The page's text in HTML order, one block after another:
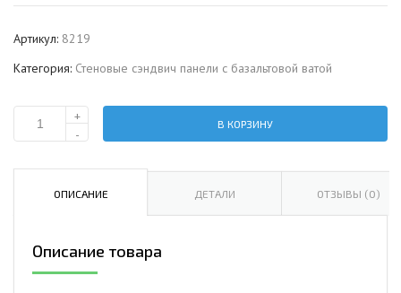
Артикул: 8219
Категория: Стеновые сэндвич панели с базальтовой ватой
Количество
сэндвич-
ватой,
ширина
+
-
В КОРЗИНУ
ОПИСАНИЕ ДЕТАЛИ ОТЗЫВЫ (0)
Описание товара